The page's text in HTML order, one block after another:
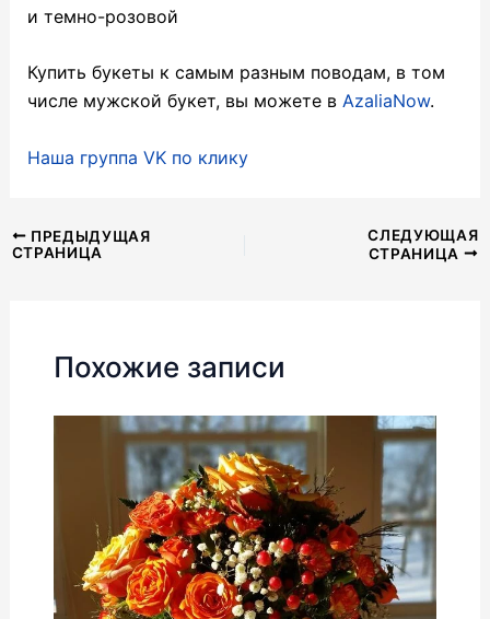
и темно-розовой
Купить букеты к самым разным поводам, в том
числе мужской букет, вы можете в AzaliaNow.
Наша группа VK по клику
Навигация
по
ПРЕДЫДУЩАЯ
СТРАНИЦА
СЛЕДУЮЩАЯ
СТРАНИЦА
Похожие записи